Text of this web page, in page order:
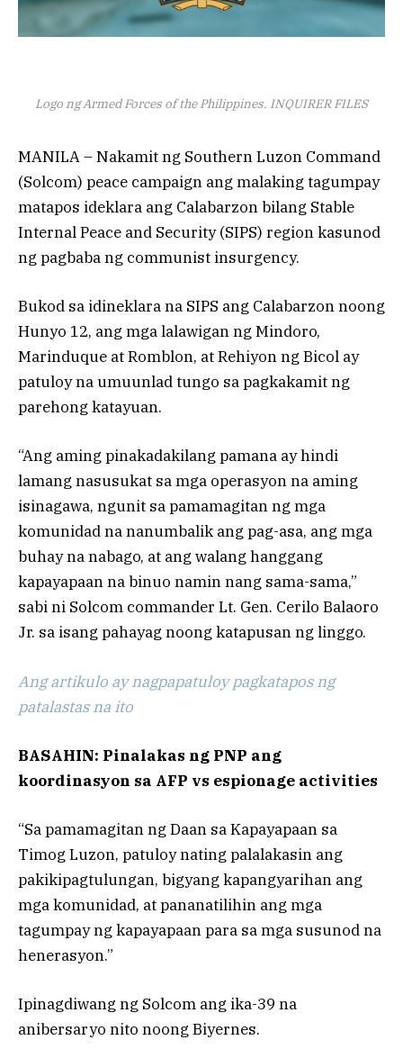
Logo ng Armed Forces of the Philippines. INQUIRER FILES
MANILA – Nakamit ng Southern Luzon Command
(Solcom) peace campaign ang malaking tagumpay
matapos ideklara ang Calabarzon bilang Stable
Internal Peace and Security (SIPS) region kasunod
ng pagbaba ng communist insurgency.
Bukod sa idineklara na SIPS ang Calabarzon noong
Hunyo 12, ang mga lalawigan ng Mindoro,
Marinduque at Romblon, at Rehiyon ng Bicol ay
patuloy na umuunlad tungo sa pagkakamit ng
parehong katayuan.
“Ang aming pinakadakilang pamana ay hindi
lamang nasusukat sa mga operasyon na aming
isinagawa, ngunit sa pamamagitan ng mga
komunidad na nanumbalik ang pag-asa, ang mga
buhay na nabago, at ang walang hanggang
kapayapaan na binuo namin nang sama-sama,”
sabi ni Solcom commander Lt. Gen. Cerilo Balaoro
Jr. sa isang pahayag noong katapusan ng linggo.
Ang artikulo ay nagpapatuloy pagkatapos ng
patalastas na ito
BASAHIN: Pinalakas ng PNP ang
koordinasyon sa AFP vs espionage activities
“Sa pamamagitan ng Daan sa Kapayapaan sa
Timog Luzon, patuloy nating palalakasin ang
pakikipagtulungan, bigyang kapangyarihan ang
mga komunidad, at pananatilihin ang mga
tagumpay ng kapayapaan para sa mga susunod na
henerasyon.”
Ipinagdiwang ng Solcom ang ika-39 na
anibersaryo nito noong Biyernes.